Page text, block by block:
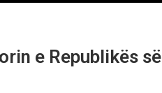
e Republikës së